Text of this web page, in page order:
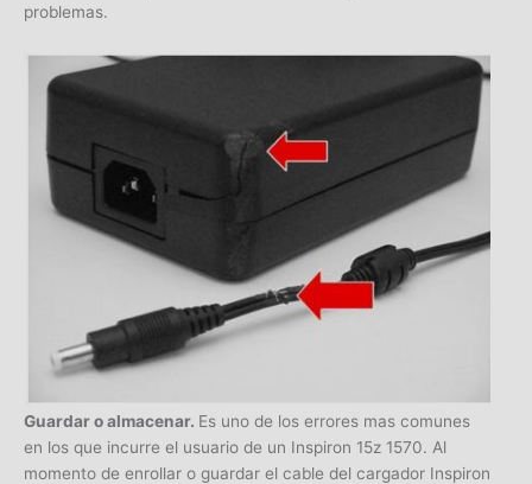
problemas.
Guardar o almacenar. Es uno de los errores mas comunes
en los que incurre el usuario de un Inspiron 15z 1570. Al
momento de enrollar o guardar el cable del cargador Inspiron